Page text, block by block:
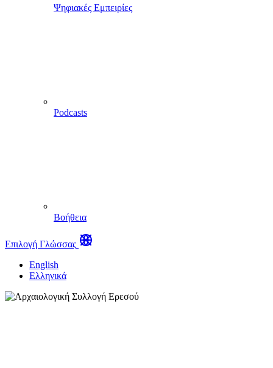
Ψηφιακές Εμπειρίες
Podcasts
Βοήθεια
Επιλογή Γλώσσας
English
Ελληνικά